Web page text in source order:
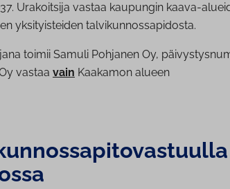
Urakoitsija vastaa kaupungin kaava-
yksityisteiden talvikunnossapidosta.
toimii Samuli Pohjanen Oy,
vastaa vain Kaakamon alueen